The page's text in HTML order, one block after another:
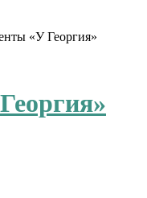
«У Георгия»